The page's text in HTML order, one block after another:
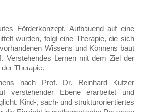
Förderkonzept. Aufbauend auf eine
wurden, folgt eine Therapie, die sich
Wissens und Könnens baut
Verstehendes Lernen mit dem Ziel der
Therapie.
nach Prof. Dr. Reinhard Kutzer
verstehender Ebene erarbeitet und
Kind-, sach- und strukturorientiertes